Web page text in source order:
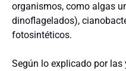
organismos, como algas
dinoflagelados),
fotosintéticos.
Según lo explicado por